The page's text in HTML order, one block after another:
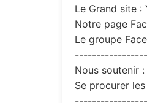
Le Grand site :
Notre page
Le groupe
Nous soutenir
Se procurer